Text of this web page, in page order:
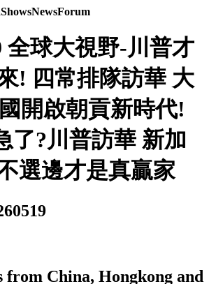
ShowsNewsForum
全球大視野-川普才
! 四常排隊訪華 大
開啟朝貢新時代!
了?川普訪華 新加
選邊才是真贏家
from China, Hongkong and